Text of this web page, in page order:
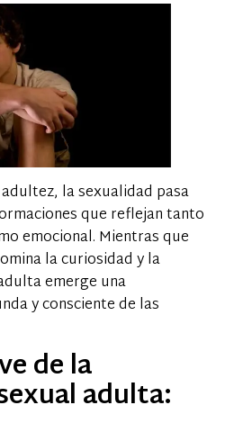
la sexualidad pasa
que reflejan tanto
emocional. Mientras que
la curiosidad y la
emerge una
y consciente de las
de la
adulta: